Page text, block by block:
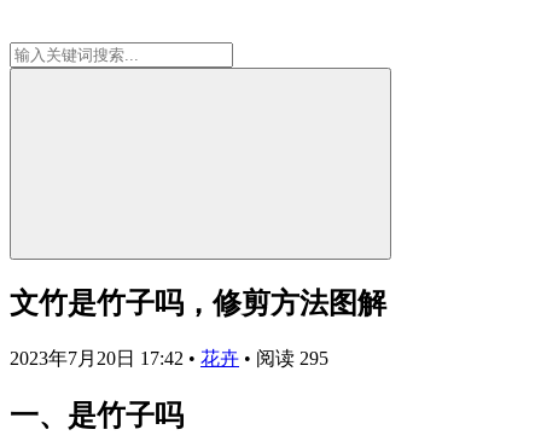
文竹是竹子吗，修剪方法图解
2023年7月20日 17:42 • 花卉 • 阅读 295
一、是竹子吗